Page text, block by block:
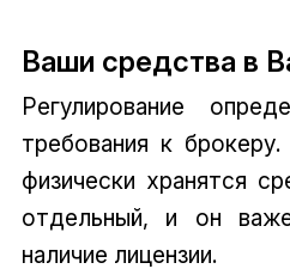
Ваши средства в
Регулирование
требования к
физически хранятся
отдельный, и он
наличие лицензии.